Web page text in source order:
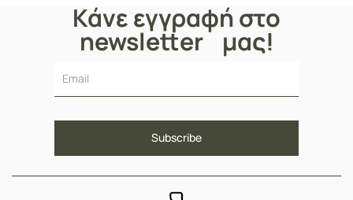
Κάνε εγγραφή στο
newsletter μας!